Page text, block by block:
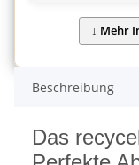
Beschreibung
Das